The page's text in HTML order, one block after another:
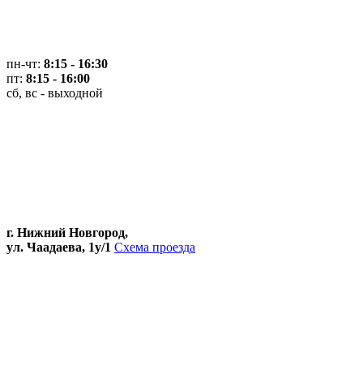
пн-чт: 8:15 - 16:30
пт: 8:15 - 16:00
сб, вс - выходной
г. Нижний Новгород,
ул. Чаадаева, 1у/1 Схема проезда